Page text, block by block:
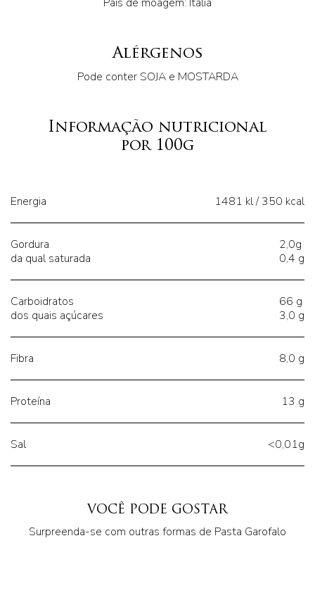
Alérgenos
Pode conter SOJA e MOSTARDA
Informação nutricional
por 100g
Energia 1481 kl / 350 kcal
Gordura
da qual saturada
2,0g
0,4 g
Carboidratos
dos quais açúcares
66 g
3,0 g
Fibra 8,0 g
Proteína 13 g
Sal <0,01g
VOCÊ PODE GOSTAR
Surpreenda-se com outras formas de Pasta Garofalo